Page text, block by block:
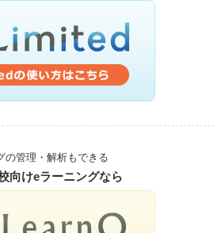
の管理・解析もできる
向けeラーニングなら